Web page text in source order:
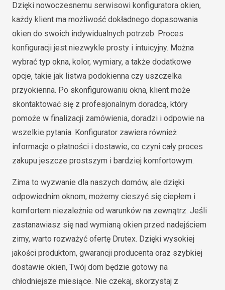
Dzięki nowoczesnemu serwisowi konfiguratora okien,
każdy klient ma możliwość dokładnego dopasowania
okien do swoich indywidualnych potrzeb. Proces
konfiguracji jest niezwykle prosty i intuicyjny. Można
wybrać typ okna, kolor, wymiary, a także dodatkowe
opcje, takie jak listwa podokienna czy uszczelka
przyokienna. Po skonfigurowaniu okna, klient może
skontaktować się z profesjonalnym doradcą, który
pomoże w finalizacji zamówienia, doradzi i odpowie na
wszelkie pytania. Konfigurator zawiera również
informacje o płatności i dostawie, co czyni cały proces
zakupu jeszcze prostszym i bardziej komfortowym.
Zima to wyzwanie dla naszych domów, ale dzięki
odpowiednim oknom, możemy cieszyć się ciepłem i
komfortem niezależnie od warunków na zewnątrz. Jeśli
zastanawiasz się nad wymianą okien przed nadejściem
zimy, warto rozważyć ofertę Drutex. Dzięki wysokiej
jakości produktom, gwarancji producenta oraz szybkiej
dostawie okien, Twój dom będzie gotowy na
chłodniejsze miesiące. Nie czekaj, skorzystaj z